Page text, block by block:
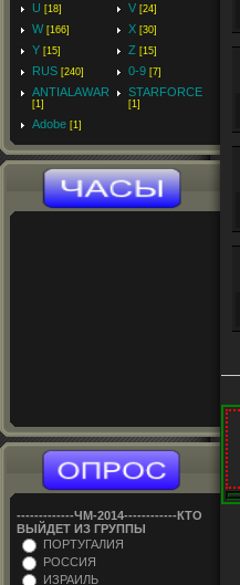
U [18] V [24]
W [166] X [30]
Y [15] Z [15]
RUS [240] 0-9 [7]
ANTIALAWAR
[1]
STARFORCE
[1]
Adobe [1]
-------------ЧM-2014------------КТО
ВЫЙДЕТ ИЗ ГРУППЫ
ПОРТУГАЛИЯ
РОССИЯ
ИЗРАИЛЬ